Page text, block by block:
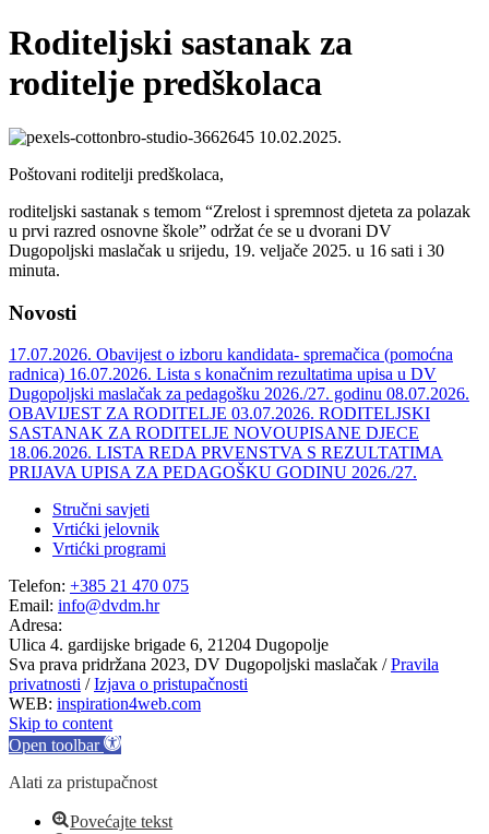
Roditeljski sastanak za
roditelje predškolaca
10.02.2025.
Poštovani roditelji predškolaca,
roditeljski sastanak s temom “Zrelost i spremnost djeteta za polazak
u prvi razred osnovne škole” održat će se u dvorani DV
Dugopoljski maslačak u srijedu, 19. veljače 2025. u 16 sati i 30
minuta.
Novosti
17.07.2026. Obavijest o izboru kandidata- spremačica (pomoćna
radnica) 16.07.2026. Lista s konačnim rezultatima upisa u DV
Dugopoljski maslačak za pedagošku 2026./27. godinu 08.07.2026.
OBAVIJEST ZA RODITELJE 03.07.2026. RODITELJSKI
SASTANAK ZA RODITELJE NOVOUPISANE DJECE
18.06.2026. LISTA REDA PRVENSTVA S REZULTATIMA
PRIJAVA UPISA ZA PEDAGOŠKU GODINU 2026./27.
Stručni savjeti
Vrtićki jelovnik
Vrtićki programi
Telefon: +385 21 470 075
Email: info@dvdm.hr
Adresa:
Ulica 4. gardijske brigade 6, 21204 Dugopolje
Sva prava pridržana 2023, DV Dugopoljski maslačak /Pravila
privatnosti /Izjava o pristupačnosti
WEB: inspiration4web.com
Skip to content
Open toolbar
Alati za pristupačnost
Povećajte tekst